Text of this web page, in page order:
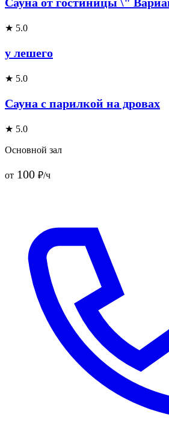
★ 5.0
у лешего
★ 5.0
Сауна с парилкой на дровах
★ 5.0
Основной зал
от 100 ₽/ч